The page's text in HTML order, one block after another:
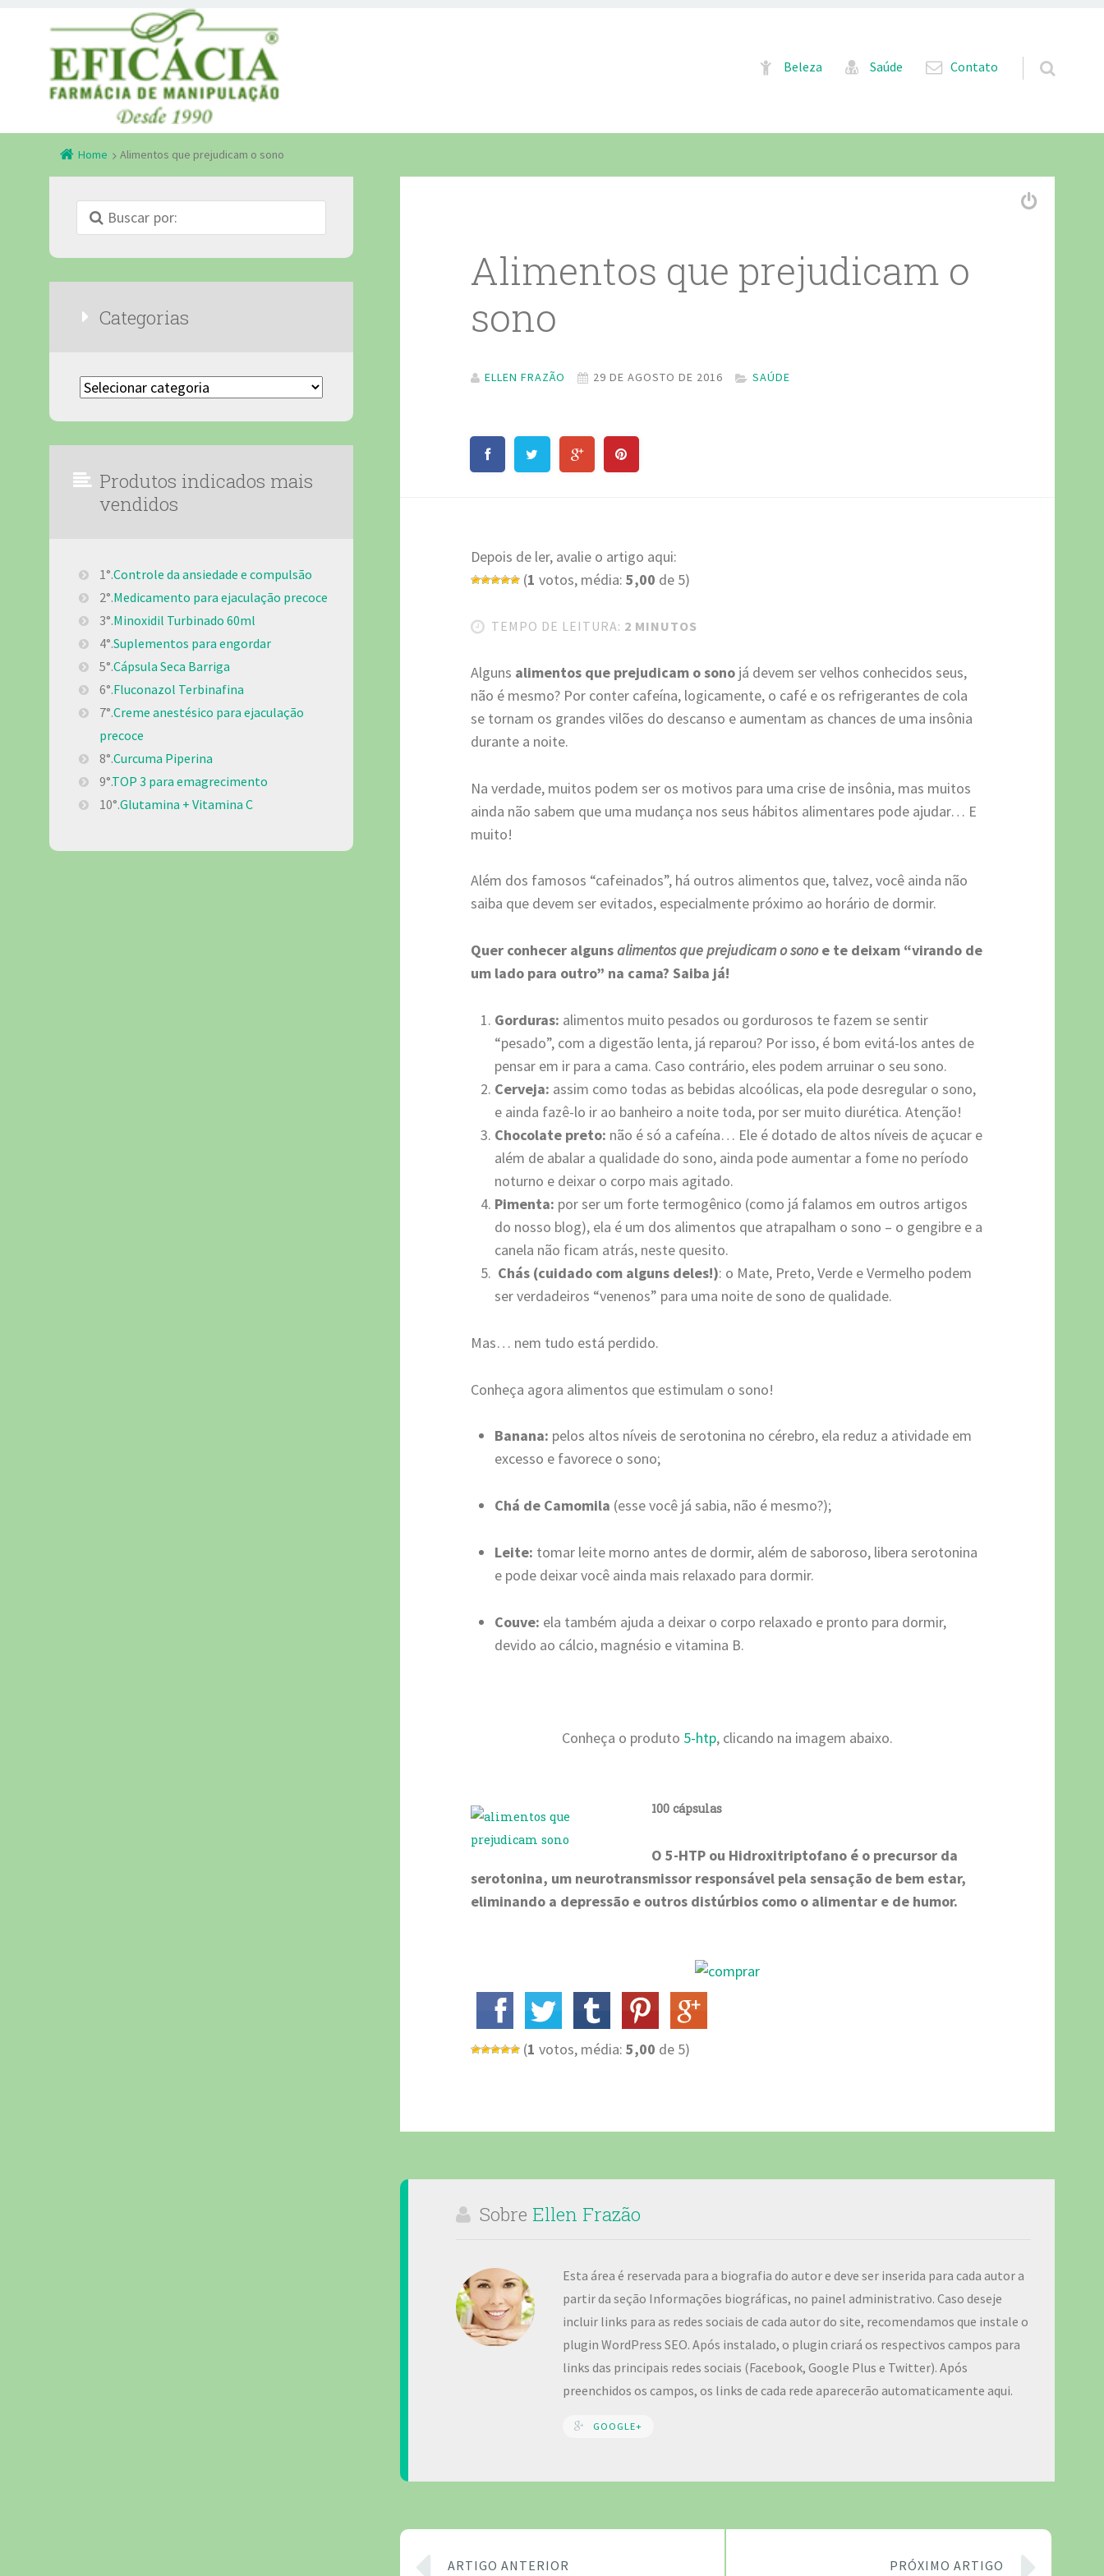
Pular para o conteúdo
Beleza Saúde Contato
Home Alimentos que prejudicam o sono
Alimentos que prejudicam o
sono
ELLEN FRAZÃO 29 DE AGOSTO DE 2016 SAÚDE
Depois de ler, avalie o artigo aqui:
(1 votos, média:5,00 de 5)
TEMPO DE LEITURA: 2 MINUTOS
Alguns alimentos que prejudicam o sono já devem ser velhos conhecidos seus,
não é mesmo? Por conter cafeína, logicamente, o café e os refrigerantes de cola
se tornam os grandes vilões do descanso e aumentam as chances de uma insônia
durante a noite.
Na verdade, muitos podem ser os motivos para uma crise de insônia, mas muitos
ainda não sabem que uma mudança nos seus hábitos alimentares pode ajudar… E
muito!
Além dos famosos “cafeinados”, há outros alimentos que, talvez, você ainda não
saiba que devem ser evitados, especialmente próximo ao horário de dormir.
Quer conhecer algunsalimentos que prejudicam o sonoe te deixam “virando de
um lado para outro” na cama? Saiba já!
Gorduras: alimentos muito pesados ou gordurosos te fazem se sentir
“pesado”, com a digestão lenta, já reparou? Por isso, é bom evitá-los antes de
pensar em ir para a cama. Caso contrário, eles podem arruinar o seu sono.
Cerveja: assim como todas as bebidas alcoólicas, ela pode desregular o sono,
e ainda fazê-lo ir ao banheiro a noite toda, por ser muito diurética. Atenção!
Chocolate preto: não é só a cafeína… Ele é dotado de altos níveis de açucar e
além de abalar a qualidade do sono, ainda pode aumentar a fome no período
noturno e deixar o corpo mais agitado.
Pimenta: por ser um forte termogênico (como já falamos em outros artigos
do nosso blog), ela é um dos alimentos que atrapalham o sono – o gengibre e a
canela não ficam atrás, neste quesito.
Chás (cuidado com alguns deles!): o Mate, Preto, Verde e Vermelho podem
ser verdadeiros “venenos” para uma noite de sono de qualidade.
Mas… nem tudo está perdido.
Conheça agora alimentos que estimulam o sono!
Banana: pelos altos níveis de serotonina no cérebro, ela reduz a atividade em
excesso e favorece o sono;
Chá de Camomila (esse você já sabia, não é mesmo?);
Leite: tomar leite morno antes de dormir, além de saboroso, libera serotonina
e pode deixar você ainda mais relaxado para dormir.
Couve: ela também ajuda a deixar o corpo relaxado e pronto para dormir,
devido ao cálcio, magnésio e vitamina B.
Conheça o produto 5-htp, clicando na imagem abaixo.
100 cápsulas
O 5-HTP ou Hidroxitriptofano é o precursor da
serotonina, um neurotransmissor responsável pela sensação de bem estar,
eliminando a depressão e outros distúrbios como o alimentar e de humor.
(1 votos, média:5,00 de 5)
Sobre Ellen Frazão
Esta área é reservada para a biografia do autor e deve ser inserida para cada autor a
partir da seção Informações biográficas, no painel administrativo. Caso deseje
incluir links para as redes sociais de cada autor do site, recomendamos que instale o
plugin WordPress SEO. Após instalado, o plugin criará os respectivos campos para
links das principais redes sociais (Facebook, Google Plus e Twitter). Após
preenchidos os campos, os links de cada rede aparecerão automaticamente aqui.
GOOGLE+
ARTIGO ANTERIOR PRÓXIMO ARTIGO
Categorias
Categorias
Produtos indicados mais
vendidos
1°.Controle da ansiedade e compulsão
2°.Medicamento para ejaculação precoce
3°.Minoxidil Turbinado 60ml
4°.Suplementos para engordar
5°.Cápsula Seca Barriga
6°.Fluconazol Terbinafina
7°.Creme anestésico para ejaculação
precoce
8°.Curcuma Piperina
9°.TOP 3 para emagrecimento
10°.Glutamina + Vitamina C